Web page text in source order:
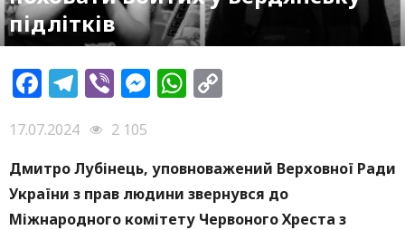
підлітків
Facebook
Telegram
ViberMessenger
WhatsApp
17.07.2024
2 105
Дмитро Лубінець, уповноважений Верховної Ради
України з прав людини звернувся до
Міжнародного комітету Червоного Хреста з